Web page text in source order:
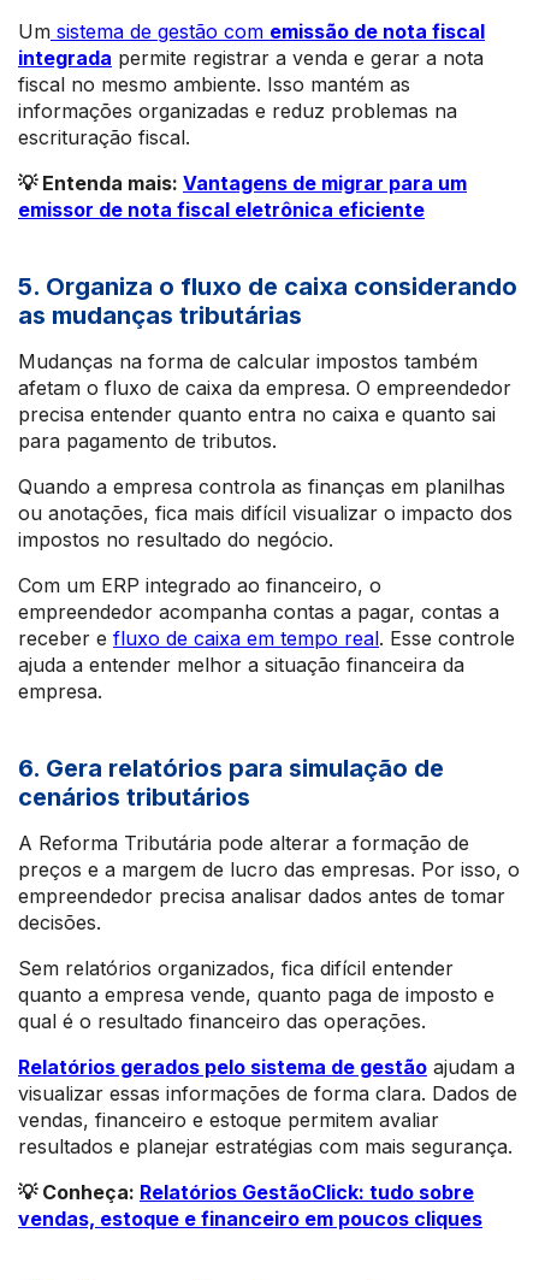
Um sistema de gestão com emissão de nota fiscal
integrada permite registrar a venda e gerar a nota
fiscal no mesmo ambiente. Isso mantém as
informações organizadas e reduz problemas na
escrituração fiscal.
💡 Entenda mais: Vantagens de migrar para um
emissor de nota fiscal eletrônica eficiente
5. Organiza o fluxo de caixa considerando
as mudanças tributárias
Mudanças na forma de calcular impostos também
afetam o fluxo de caixa da empresa. O empreendedor
precisa entender quanto entra no caixa e quanto sai
para pagamento de tributos.
Quando a empresa controla as finanças em planilhas
ou anotações, fica mais difícil visualizar o impacto dos
impostos no resultado do negócio.
Com um ERP integrado ao financeiro, o
empreendedor acompanha contas a pagar, contas a
receber e fluxo de caixa em tempo real. Esse controle
ajuda a entender melhor a situação financeira da
empresa.
6. Gera relatórios para simulação de
cenários tributários
A Reforma Tributária pode alterar a formação de
preços e a margem de lucro das empresas. Por isso, o
empreendedor precisa analisar dados antes de tomar
decisões.
Sem relatórios organizados, fica difícil entender
quanto a empresa vende, quanto paga de imposto e
qual é o resultado financeiro das operações.
Relatórios gerados pelo sistema de gestão ajudam a
visualizar essas informações de forma clara. Dados de
vendas, financeiro e estoque permitem avaliar
resultados e planejar estratégias com mais segurança.
💡 Conheça: Relatórios GestãoClick: tudo sobre
vendas, estoque e financeiro em poucos cliques